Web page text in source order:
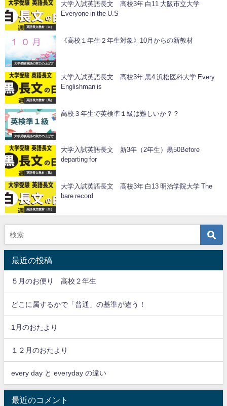
英語長文教材（白）
大学入試英語長文 高校3年 白11 大阪市立大学
Everyone in the U.S
大学受験英語の実力の上げ方
《高校１年生２年生対象》10月からの新教材
英語長文教材（黒）
大学入試英語長文 高校3年 黒4 浜松医科大学 Every
Englishman is
大学受験英語の実力の上げ方
高校３年生で英検準１級は難しいか？？
英語長文教材（黒）
大学入試英語長文 新3年（2年生）黒50Before
departing for
英語長文教材（白）
大学入試英語長文 高校3年 白13 明治学院大学 The
bare record
最近の投稿
５月のお便り 高校２年生
どこに属するかで「普通」の基準が違う！
1月のおたより
１２月のおたより
every day と everyday の違い
最近のコメント